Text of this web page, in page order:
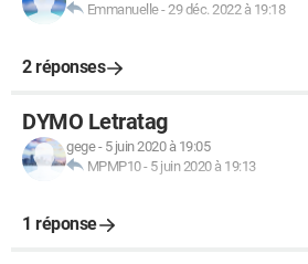
Emmanuelle-29 déc. 2022 à 19:18
2 réponses
DYMO Letratag
gege- 5 juin 2020 à 19:05
MPMP10- 5 juin 2020 à 19:13
1 réponse